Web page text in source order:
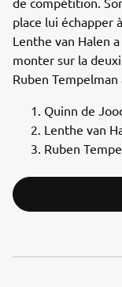
place lui échapper
Lenthe van Halen
monter sur la
Ruben
Quinn de
Lenthe van
Ruben